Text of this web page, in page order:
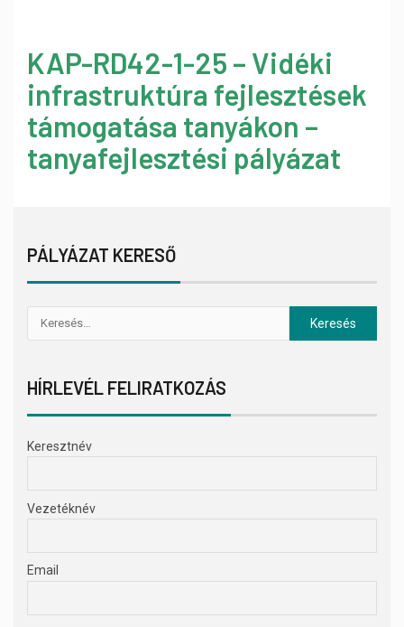
KAP-RD42-1-25 – Vidéki
infrastruktúra fejlesztések
támogatása tanyákon –
tanyafejlesztési pályázat
PÁLYÁZAT KERESŐ
HÍRLEVÉL FELIRATKOZÁS
Keresztnév
Vezetéknév
Email